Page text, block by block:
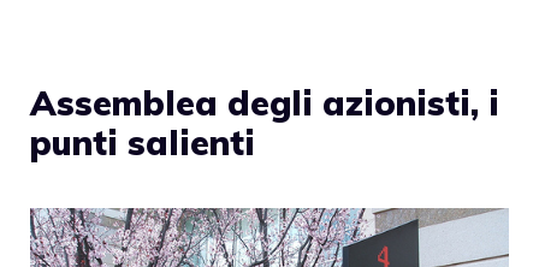
Assemblea degli azionisti, i
punti salienti